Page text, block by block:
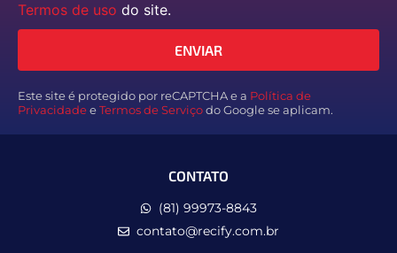
Termos de uso do site.
ENVIAR
Este site é protegido por reCAPTCHA e a Política de
Privacidade e Termos de Serviço do Google se aplicam.
CONTATO
(81) 99973-8843
contato@recify.com.br